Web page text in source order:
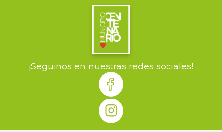
¡Seguinos en nuestras redes sociales!